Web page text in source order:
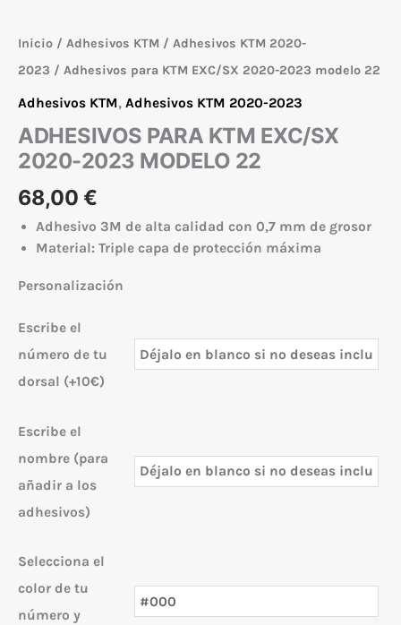
Inicio / Adhesivos KTM / Adhesivos KTM 2020-
2023 / Adhesivos para KTM EXC/SX 2020-2023 modelo 22
Adhesivos KTM, Adhesivos KTM 2020-2023
ADHESIVOS PARA KTM EXC/SX
2020-2023 MODELO 22
68,00 €
Adhesivo 3M de alta calidad con 0,7 mm de grosor
Material: Triple capa de protección máxima
Personalización
Escribe el
número de tu
dorsal (+10€)
Escribe el
nombre (para
añadir a los
adhesivos)
Selecciona el
color de tu
número y